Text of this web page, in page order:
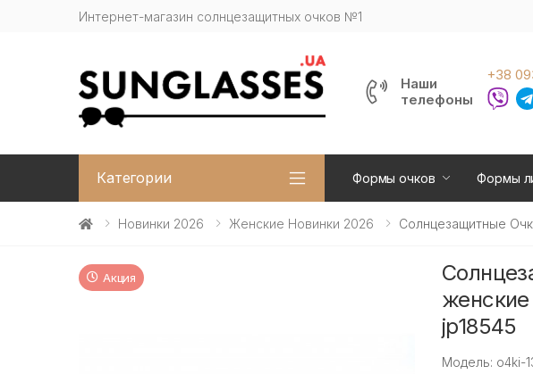
Интернет-магазин солнцезащитных очков №1
Наши
телефоны
+38
Категории Формы очков Формы
Новинки 2026 Женские Новинки 2026 Солнцезащитные
Акция
jp18545
Модель: o4ki-